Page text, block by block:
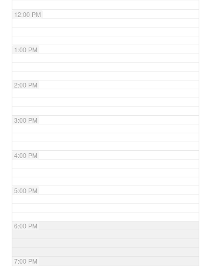
12:00 PM
1:00 PM
2:00 PM
3:00 PM
4:00 PM
5:00 PM
6:00 PM
7:00 PM